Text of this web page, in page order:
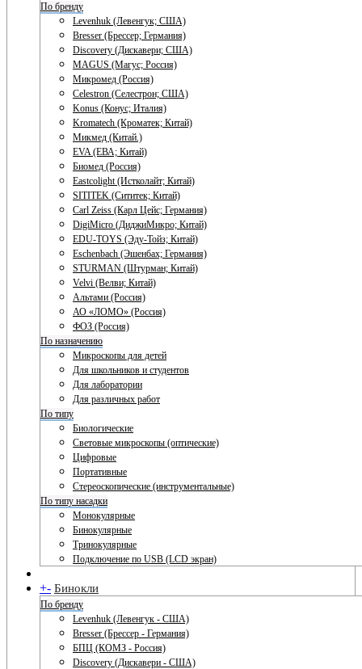
По бренду
Levenhuk (Левенгук; США)
Bresser (Брессер; Германия)
Discovery (Дискавери; США)
MAGUS (Магус; Россия)
Микромед (Россия)
Celestron (Селестрон; США)
Konus (Конус; Италия)
Kromatech (Кроматек; Китай)
Микмед (Китай.)
EVA (ЕВА; Китай)
Биомед (Россия)
Eastcolight (Истколайт; Китай)
SITITEK (Сититек; Китай)
Carl Zeiss (Карл Цейс; Германия)
DigiMicro (ДиджиМикро; Китай)
EDU-TOYS (Эду-Тойз; Китай)
Eschenbach (Эшенбах; Германия)
STURMAN (Штурман; Китай)
Velvi (Велви; Китай)
Альтами (Россия)
АО «ЛОМО» (Россия)
ФОЗ (Россия)
По назначению
Микроскопы для детей
Для школьников и студентов
Для лаборатории
Для различных работ
По типу
Биологические
Световые микроскопы (оптические)
Цифровые
Портативные
Стереоскопические (инструментальные)
По типу насадки
Монокулярные
Бинокулярные
Тринокулярные
Подключение по USB (LCD экран)
+- Бинокли
По бренду
Levenhuk (Левенгук - США)
Bresser (Брессер - Германия)
БПЦ (КОМЗ - Россия)
Discovery (Дискавери - США)